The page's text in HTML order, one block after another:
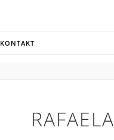
KONTAKT
RAFAELA